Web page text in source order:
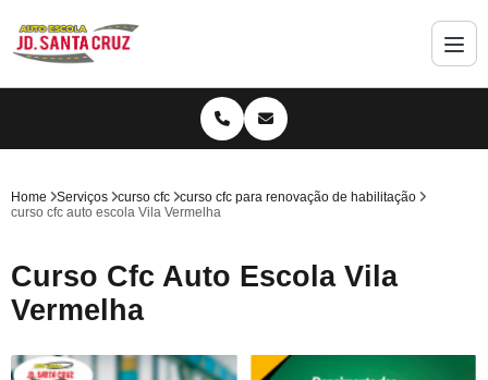
Home Serviços curso cfc
curso cfc para renovação de habilitação
curso cfc auto escola Vila Vermelha
Curso Cfc Auto Escola Vila
Vermelha